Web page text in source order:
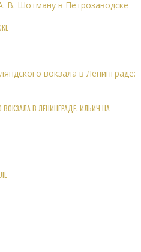
В ЛЕНИНГРАДЕ: ИЛЬИЧ НА